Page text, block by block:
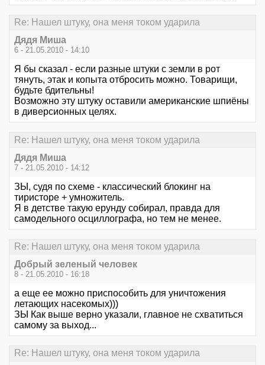
Re: Нашел штуку, она меня током ударила
Дядя Миша
6 - 21.05.2010 - 14:10
Я бы сказал - если разные штуки с земли в рот
тянуть, этак и копыта отбросить можно. Товарищи,
будьте бдительны!
Возможно эту штуку оставили американские шпиёны
в диверсионных целях.
Re: Нашел штуку, она меня током ударила
Дядя Миша
7 - 21.05.2010 - 14:12
ЗЫ, судя по схеме - классический блокинг на
тиристоре + умножитель.
Я в детстве такую ерунду собирал, правда для
самодельного осциллографа, но тем не менее.
Re: Нашел штуку, она меня током ударила
Добрый зеленый человек
8 - 21.05.2010 - 16:18
а еще ее можно приспособить для уничтожения
летающих насекомых)))
ЗЫ Как выше верно указали, главное не схватиться
самому за выход...
Re: Нашел штуку, она меня током ударила